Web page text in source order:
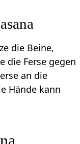
die Beine,
die Ferse gegen
an die
Hände kann